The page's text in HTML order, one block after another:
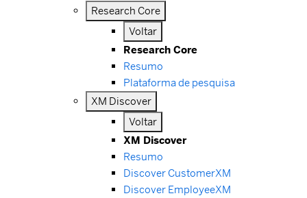
Research Core
Voltar
Research Core
Resumo
Plataforma de pesquisa
XM Discover
Voltar
XM Discover
Resumo
Discover CustomerXM
Discover EmployeeXM